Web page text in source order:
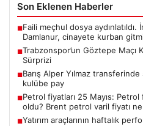
Son Eklenen Haberler
■Faili meçhul dosya
Damlanur, cinayete kurban
■Trabzonspor’un Göztepe Maçı
Sürprizi
■Barış Alper Yılmaz
kulübe pay
■Petrol fiyatları 25 Mayıs:
oldu? Brent petrol varil fiyatı
■Yatırım araçlarının haftalık